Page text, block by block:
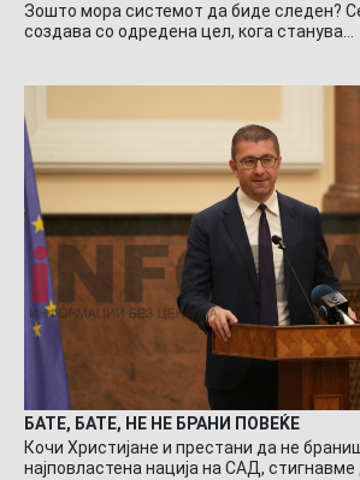
Зошто мора системот да биде следен?
создава со одредена цел, кога станува…
БАТЕ, БАТЕ, НЕ НЕ БРАНИ ПОВЕЌЕ
Кочи Христијане и престани да не
најповластена нација на САД, стигнавме